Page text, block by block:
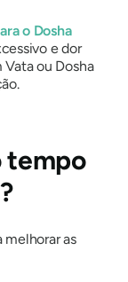
o Dosha
e dor
Vataou Dosha
tempo
?
melhorar as